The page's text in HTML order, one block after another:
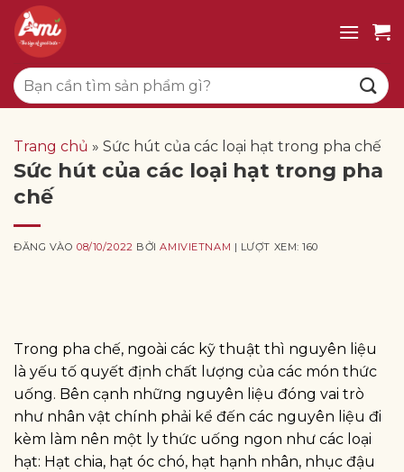
qua
dung
Tìm
kiếm:
Trang chủ » Sức hút của các loại hạt trong pha chế
Sức hút của các loại hạt trong pha
chế
ĐĂNG VÀO08/10/2022 BỞIAMIVIETNAM | LƯỢT XEM: 160
Trong pha chế, ngoài các kỹ thuật thì nguyên liệu
là yếu tố quyết định chất lượng của các món thức
uống. Bên cạnh những nguyên liệu đóng vai trò
như nhân vật chính phải kể đến các nguyên liệu đi
kèm làm nên một ly thức uống ngon như các loại
hạt: Hạt chia, hạt óc chó, hạt hạnh nhân, nhục đậu